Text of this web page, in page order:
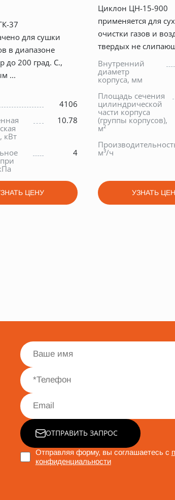
37
для сушки
в диапазоне
до 200 град. С.,
...
4106
кВт
10.78
4
ЦЕНУ
Циклон ЦН-15-900
применяется для
очистки газов и
твердых не
Внутренний
диаметр
корпуса, мм
Площадь сечения
цилиндрической
части корпуса
(группы корпусов),
м²
м³/ч
УЗНАТЬ
ОТПРАВИТЬ ЗАПРОС
Отправляя форму, вы соглашаетесь с
конфиденциальности